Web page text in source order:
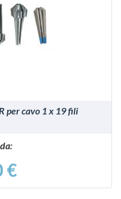
per cavo 1 x 19 fili
€